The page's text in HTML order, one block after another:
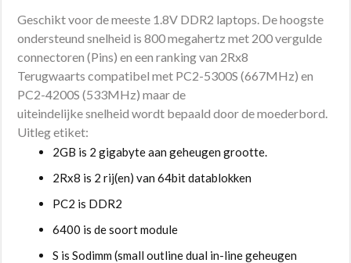
Geschikt voor de meeste 1.8V DDR2 laptops. De hoogste
ondersteund snelheid is 800 megahertz met 200 vergulde
connectoren (Pins) en een ranking van 2Rx8
Terugwaarts compatibel met PC2-5300S (667MHz) en
PC2-4200S (533MHz) maar de
uiteindelijke snelheid wordt bepaald door de moederbord.
Uitleg etiket:
2GB is 2 gigabyte aan geheugen grootte.
2Rx8 is 2 rij(en) van 64bit datablokken
PC2 is DDR2
6400 is de soort module
S is Sodimm (small outline dual in-line geheugen